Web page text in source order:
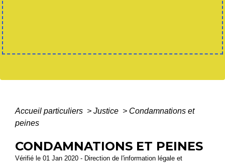
Accueil particuliers > Justice > Condamnations et
peines
CONDAMNATIONS ET PEINES
Vérifié le 01 Jan 2020 - Direction de l'information légale et